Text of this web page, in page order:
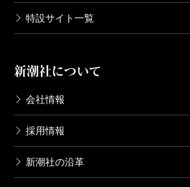
特設サイト一覧
新潮社について
会社情報
採用情報
新潮社の沿革